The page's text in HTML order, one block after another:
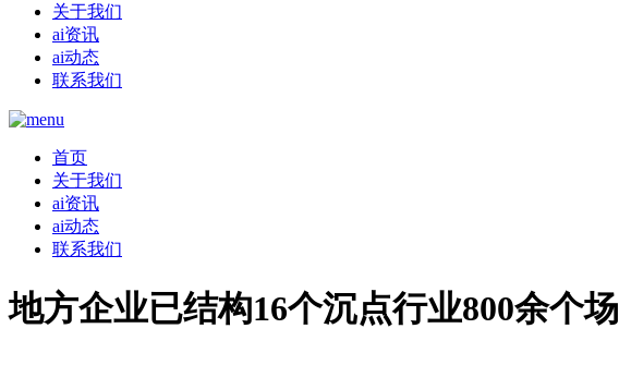
关于我们
ai资讯
ai动态
联系我们
首页
关于我们
ai资讯
ai动态
联系我们
地方企业已结构16个沉点行业800余个场